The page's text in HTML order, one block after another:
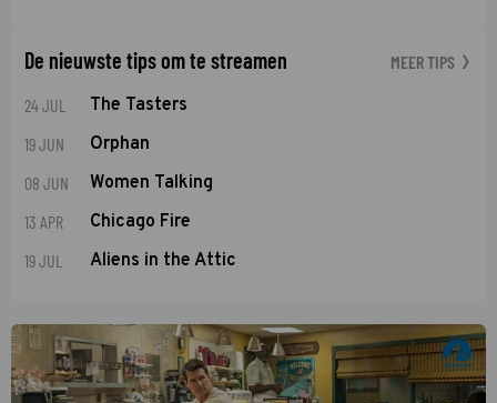
De nieuwste tips om te streamen MEER TIPS
24 JUL The Tasters
19 JUN Orphan
08 JUN Women Talking
13 APR Chicago Fire
19 JUL Aliens in the Attic